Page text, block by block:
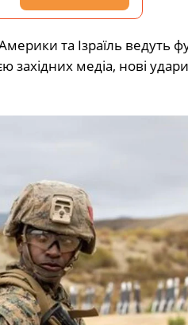
та Ізраїль ведуть
західних медіа, нові